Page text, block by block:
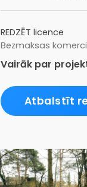
REDZĒT licence
Bezmaksas
Vairāk par
Atbalstīt